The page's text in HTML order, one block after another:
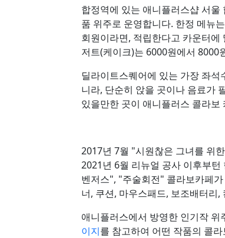
합정역에 있는 애니플러스샵 서
품 위주로 운영합니다. 한정 메뉴는
회원이라면, 적립한다고 카운터
저트(케이크)는 6000원에서 8000
딜라이트스퀘어에 있는 가장 좌
니라, 단순히 앉을 곳이나 음료가
있을만한 곳이 애니플러스 콜라보
2017년 7월 "시원찮은 그녀를 위
2021년 6월 리뉴얼 공사 이후부
벤저스", "주술회전" 콜라보카페
너, 쿠션, 마우스패드, 보조배터리
애니플러스에서 방영한 인기작
이지를 참고하여 어떤 작품의 콜